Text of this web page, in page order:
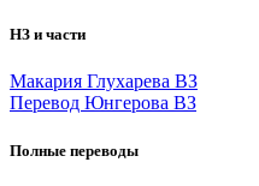
НЗ и части
Макария Глухарева ВЗ
Перевод Юнгерова ВЗ
Полные переводы